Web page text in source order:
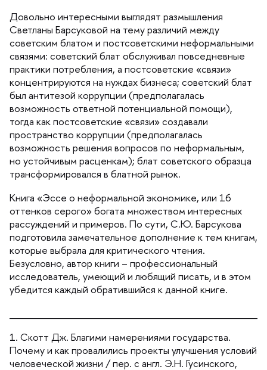
Довольно интересными выглядят размышления
Светланы Барсуковой на тему различий между
советским блатом и постсоветскими неформальными
связями: советский блат обслуживал повседневные
практики потребления, а постсоветские «связи»
концентрируются на нуждах бизнеса; советский блат
ыл антитезой коррупции (предполагалась
озможность ответной потенциальной помощи),
тогда как постсоветские «связи» создавали
пространство коррупции (предполагалась
озможность решения вопросов по неформальным,
но устойчивым расценкам); блат советского образца
трансформировался в блатной рынок.
Книга «Эссе о неформальной экономике, или 16
оттенков серого» богата множеством интересных
рассуждений и примеров. По сути, С.Ю. Барсукова
подготовила замечательное дополнение к тем книгам,
которые выбрала для критического чтения.
Безусловно, автор книги – профессиональный
исследователь, умеющий и любящий писать, и в этом
убедится каждый обратившийся к данной книге.
1. Скотт Дж. Благими намерениями государства.
Почему и как провалились проекты улучшения условий
человеческой жизни / пер. с англ. Э.Н. Гусинского,